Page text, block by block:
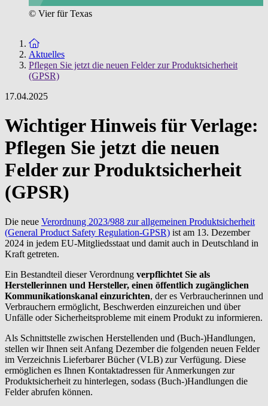
© Vier für Texas
Zur Startseite
Aktuelles
Pflegen Sie jetzt die neuen Felder zur Produktsicherheit
(GPSR)
17.04.2025
Wichtiger Hinweis für Verlage:
Pflegen Sie jetzt die neuen
Felder zur Produktsicherheit
(GPSR)
Die neue Verordnung 2023/988 zur allgemeinen Produktsicherheit
(General Product Safety Regulation-GPSR) ist am 13. Dezember
2024 in jedem EU-Mitgliedsstaat und damit auch in Deutschland in
Kraft getreten.
Ein Bestandteil dieser Verordnung verpflichtet Sie als
Herstellerinnen und Hersteller, einen öffentlich zugänglichen
Kommunikationskanal einzurichten, der es Verbraucherinnen und
Verbrauchern ermöglicht, Beschwerden einzureichen und über
Unfälle oder Sicherheitsprobleme mit einem Produkt zu informieren.
Als Schnittstelle zwischen Herstellenden und (Buch-)Handlungen,
stellen wir Ihnen seit Anfang Dezember die folgenden neuen Felder
im Verzeichnis Lieferbarer Bücher (VLB) zur Verfügung. Diese
ermöglichen es Ihnen Kontaktadressen für Anmerkungen zur
Produktsicherheit zu hinterlegen, sodass (Buch-)Handlungen die
Felder abrufen können.